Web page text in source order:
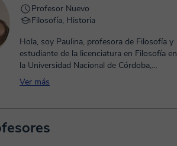
Profesor Nuevo
Filosofía, Historia
Hola, soy Paulina, profesora de Filosofía y
estudiante de la licenciatura en Filosofía en
la Universidad Nacional de Córdoba,
Argentina. Me recibí a f...
Ver más